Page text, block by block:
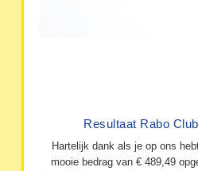
Resultaat Rabo
Hartelijk dank als je op ons
mooie bedrag van € 489,49